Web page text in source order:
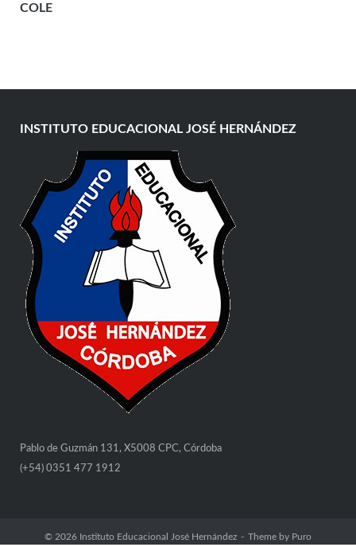
COLE
INSTITUTO EDUCACIONAL JOSÉ HERNÁNDEZ
Pablo de Guzmán 131, X5008 CPC, Córdoba
(+54) 0351 477 1912
© 2026 Instituto Educacional José Hernández Theme by Puro